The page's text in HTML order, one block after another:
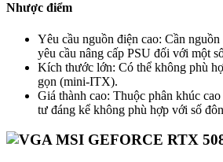
Nhược điểm
Yêu cầu nguồn điện cao: Cần
yêu cầu nâng cấp PSU đối với một
Kích thước lớn: Có thể không phù
gọn (mini-ITX).
Giá thành cao: Thuộc phân khúc
tư đáng kể không phù hợp với số